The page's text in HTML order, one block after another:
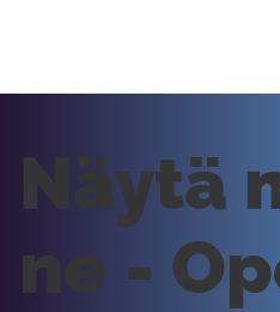
Näytä
ne -